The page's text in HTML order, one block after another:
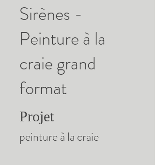
Sirènes -
Peinture à la
craie grand
format
Projet
peinture à la craie